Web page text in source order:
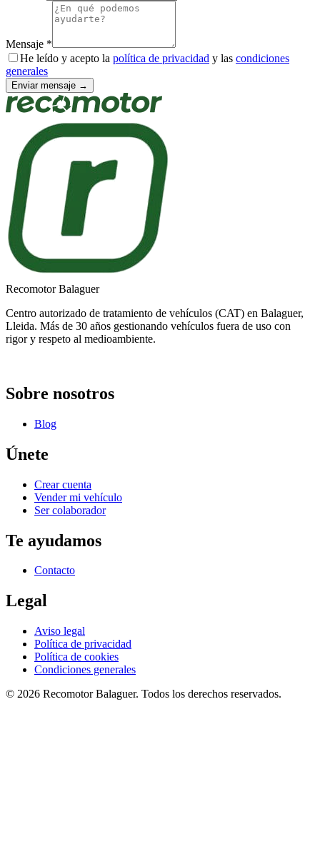
Mensaje *
He leído y acepto la política de privacidad y las condiciones
generales
Enviar mensaje →
Recomotor Balaguer
Centro autorizado de tratamiento de vehículos (CAT) en Balaguer,
Lleida. Más de 30 años gestionando vehículos fuera de uso con
rigor y respeto al medioambiente.
Sobre nosotros
Blog
Únete
Crear cuenta
Vender mi vehículo
Ser colaborador
Te ayudamos
Contacto
Legal
Aviso legal
Política de privacidad
Política de cookies
Condiciones generales
© 2026 RecomotorBalaguer. Todos los derechos reservados.